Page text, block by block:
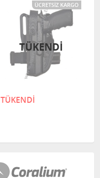
ÜCRETSIZ KARGO
TÜKENDİ
TÜKENDI